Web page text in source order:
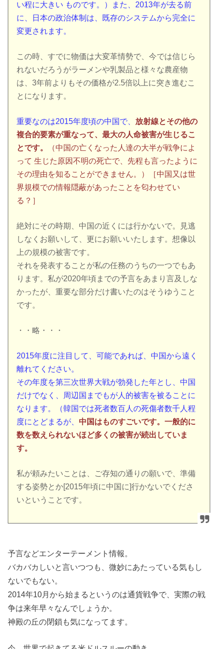
い程に大きい ものです。）また、2013年が去る前
に、日本の政治体制は、既存のシステムから完全に
変更されます。
この時、すでに物価は大変革情勢で、今では信じら
れないだろうがラーメンや乳製品と様々な農産物
は、3年前よりもその価格が2.5倍以上に突き進むこ
とになります。
重要なのは2015年度頃の中国で、 放射線とその他の
複合的要素が重なって、最大の人命被害が生じるこ
とです。
（中国の亡くなった人達の大半が戦争によ
って 生じた原因不明の死亡で、先程も言ったように
その理由を知ることができません。）［中国又は世
界規模での情報隠蔽があったことを匂わせてい
る？］
絶対にその時期、中国の近くには行かないで。見逃
しなくお願いして、更にお願いいたします。想像以
上の規模の被害です。
それを発表することが私の任務のうちの一つでもあ
ります。私が2020年頃までの予言をあまり言及しな
かったが、重要な部分だけ書いたのはそうゆうこと
です。
・・略・・・
2015年度に注目して、可能であれば、中国から遠く
離れてください。
その年度を第三次世界大戦が勃発した年とし、中国
だけでなく、周辺国までもが人的被害を被ることに
なります。（韓国では死者数百人の死傷者数千人程
度にとどまるが、 中国はものすごいです。一般的に
数を数えられないほど多くの被害が続出していま
す。
私が頼みたいことは、ご存知の通りの願いで、準備
する姿勢とか[2015年頃に中国に]行かないでくださ
いということです。
予言などエンターテーメント情報。
バカバカしいと言いつつも、微妙にあたっている気もし
ないでもない。
2014年10月から始まるというのは通貨戦争で、実際の戦
争は来年早々なんでしょうか。
神殿の丘の閉鎖も気になってます。